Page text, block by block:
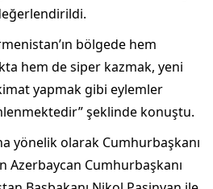
bölgede hem
hem de siper kazmak, yeni
yapmak gibi eylemler
şeklinde konuştu.
yönelik olarak Cumhurbaşkanı
Azerbaycan Cumhurbaşkanı